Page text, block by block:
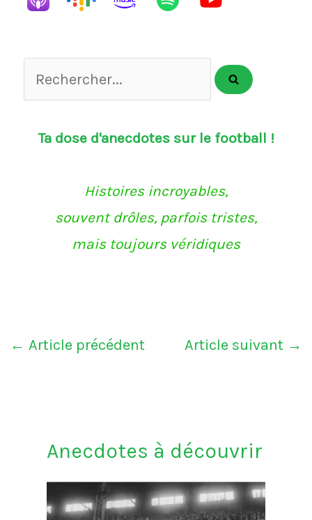
Rechercher...
Ta dose d'anecdotes sur le football !
Histoires incroyables,
souvent drôles, parfois tristes,
mais toujours véridiques
← Article précédent Article suivant →
Anecdotes à découvrir